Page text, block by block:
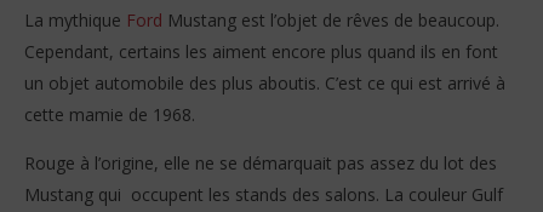
La mythique Ford Mustang est l’objet de rêves de beaucoup.
Cependant, certains les aiment encore plus quand ils en font
un objet automobile des plus aboutis. C’est ce qui est arrivé à
cette mamie de 1968.
Rouge à l’origine, elle ne se démarquait pas assez du lot des
Mustang qui occupent les stands des salons. La couleur Gulf